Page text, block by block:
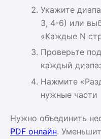
Укажите
3, 4-6) или
«Каждые N
Проверьте
каждый
Нажмите
нужные части
Нужно объединить
PDF онлайн.